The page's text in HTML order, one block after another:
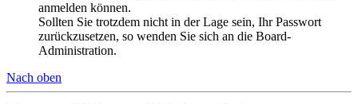
anmelden können.
Sollten Sie trotzdem nicht in der Lage sein, Ihr Passwort
zurückzusetzen, so wenden Sie sich an die Board-
Administration.
Nach oben